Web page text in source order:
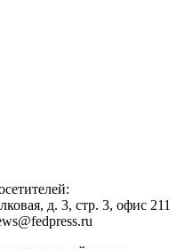
д. 3, стр. 3, офис 211